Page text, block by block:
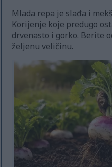
Mlada repa je slađa i
Korijenje koje predugo
drvenasto i gorko. Berite
željenu veličinu.